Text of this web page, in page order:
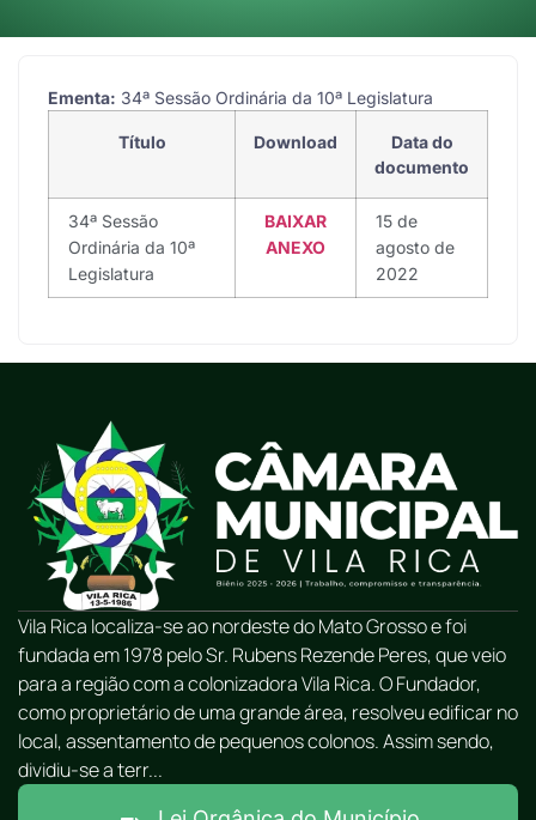
Ementa: 34ª Sessão Ordinária da 10ª Legislatura
Título Download
Data do
documento
34ª Sessão
Ordinária da 10ª
Legislatura
BAIXAR
ANEXO
15 de
agosto de
2022
Vila Rica localiza-se ao nordeste do Mato Grosso e foi
fundada em 1978 pelo Sr. Rubens Rezende Peres, que veio
para a região com a colonizadora Vila Rica. O Fundador,
como proprietário de uma grande área, resolveu edificar no
local, assentamento de pequenos colonos. Assim sendo,
dividiu-se a terr...